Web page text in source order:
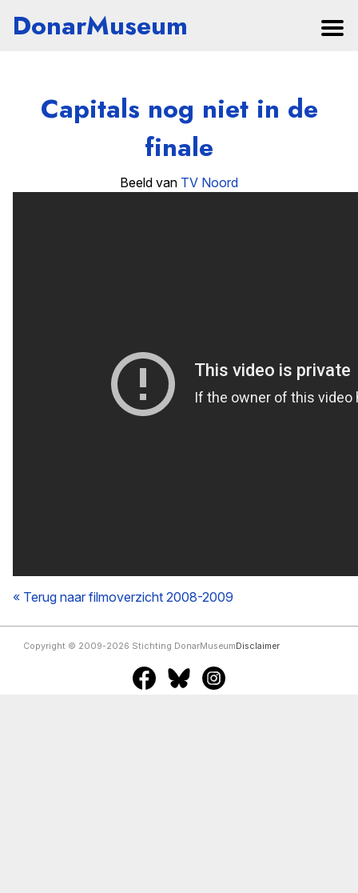
DonarMuseum
Capitals nog niet in de
finale
Beeld van TV Noord
« Terug naar filmoverzicht 2008-2009
Copyright © 2009-2026 Stichting DonarMuseum Disclaimer